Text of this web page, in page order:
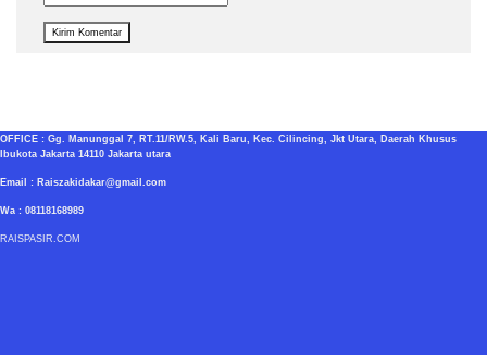
OFFICE : Gg. Manunggal 7, RT.11/RW.5, Kali Baru, Kec. Cilincing, Jkt Utara, Daerah Khusus
Ibukota Jakarta 14110 Jakarta utara
Email : Raiszakidakar@gmail.com
Wa : 08118168989
RAISPASIR.COM